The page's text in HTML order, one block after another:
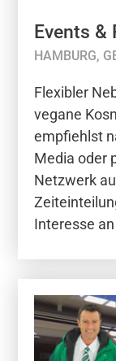
Events &
HAMBURG,
Flexibler
vegane
empfiehlst
Media oder
Netzwerk
Interesse